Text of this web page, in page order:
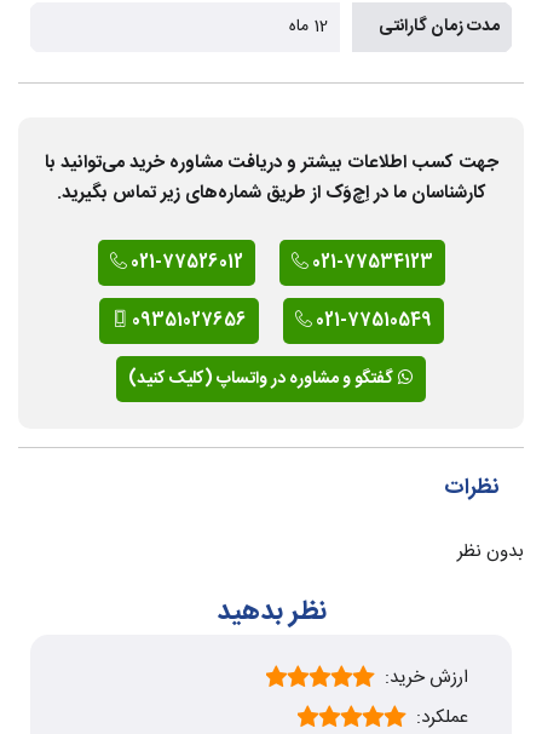
مدت زمان گارانتی 12 ماه
جهت کسب اطلاعات بیشتر و دریافت مشاوره خرید می‌توانید با
کارشناسان ما در اِچ‌وَک از طریق شماره‌های زیر تماس بگیرید.
021-77534123
021-77526012
021-77510549
09351027656
گفتگو و مشاوره در واتساپ (کلیک کنید)
نظرات
بدون نظر
نظر بدهید
ارزش خرید:
عملکرد: